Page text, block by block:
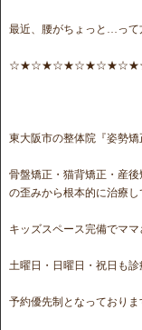
最近、腰がちょっと…って
東大阪市の整体院『姿勢矯
骨盤矯正・猫背矯正・産
の歪みから根本的に治療し
キッズスペース完備でママ
土曜日・日曜日・祝日も診
予約優先制となっておりま